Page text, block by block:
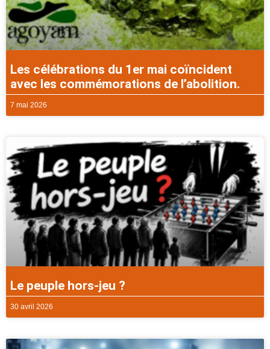
Les célébrations du 1er mai coïncident
avec les commémorations de l’abolition.
7 mai 2026
Le peuple hors-jeu ?
30 avril 2026